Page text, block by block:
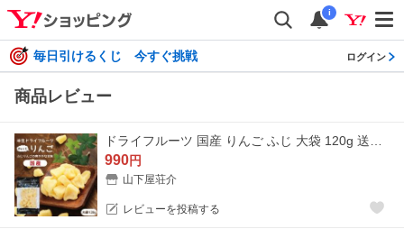
i
毎日引けるくじ 今すぐ挑戦 ログイン
商品レビュー
990円
山下屋荘介
レビューを投稿する